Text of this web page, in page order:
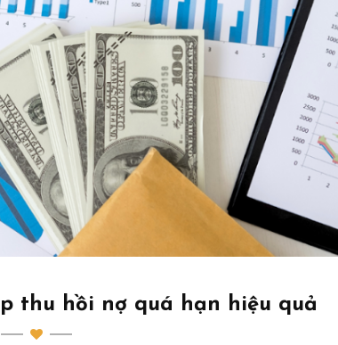
thu hồi nợ quá hạn hiệu quả